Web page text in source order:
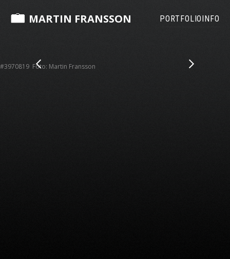
MARTIN FRANSSON PORTFOLIOINFO
#3970819 Foto: Martin Fransson